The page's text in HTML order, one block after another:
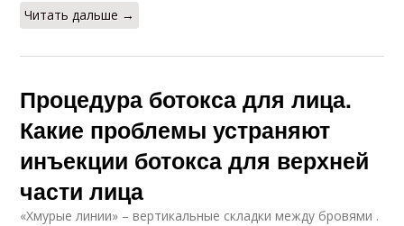
Читать дальше →
Процедура ботокса для лица.
Какие проблемы устраняют
инъекции ботокса для верхней
части лица
«Хмурые линии» – вертикальные складки между бровями .